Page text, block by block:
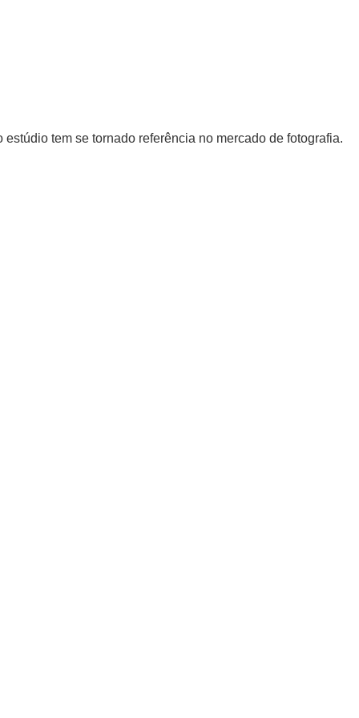
tem se tornado referência no mercado de fotografia.